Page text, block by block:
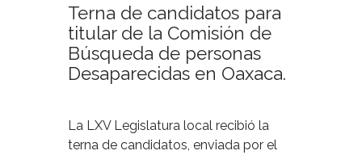
Terna de candidatos para
titular de la Comisión de
Búsqueda de personas
Desaparecidas en Oaxaca.
La LXV Legislatura local recibió la
terna de candidatos, enviada por el